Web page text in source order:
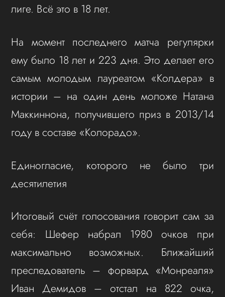
лиге. Всё это в 18 лет.
На момент последнего матча регулярки
ему было 18 лет и 223 дня. Это делает его
самым молодым лауреатом «Колдера» в
истории – на один день моложе Натана
Маккиннона, получившего приз в 2013/14
году в составе «Колорадо».
Единогласие, которого не было три
десятилетия
Итоговый счёт голосования говорит сам за
себя: Шефер набрал 1980 очков при
максимально возможных. Ближайший
преследователь – форвард «Монреаля»
Иван Демидов – отстал на 822 очка,